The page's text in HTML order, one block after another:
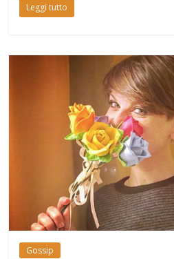
Leggi tutto
Gossip